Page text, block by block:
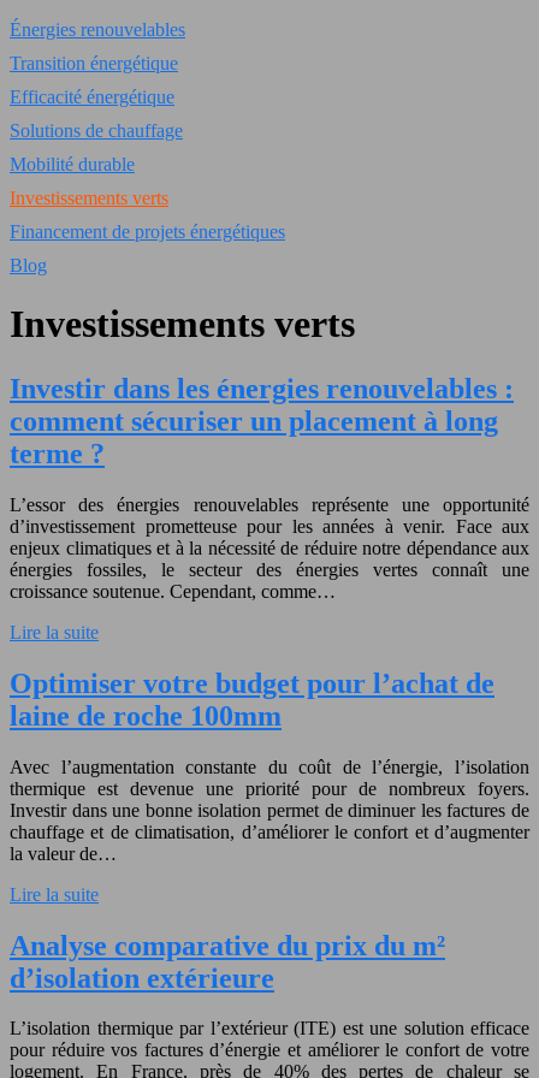
Énergies renouvelables
Transition énergétique
Efficacité énergétique
Solutions de chauffage
Mobilité durable
Investissements verts
Financement de projets énergétiques
Blog
Investissements verts
Investir dans les énergies renouvelables :
comment sécuriser un placement à long
terme ?
L’essor des énergies renouvelables représente une opportunité
d’investissement prometteuse pour les années à venir. Face aux
enjeux climatiques et à la nécessité de réduire notre dépendance aux
énergies fossiles, le secteur des énergies vertes connaît une
croissance soutenue. Cependant, comme…
Lire la suite
Optimiser votre budget pour l’achat de
laine de roche 100mm
Avec l’augmentation constante du coût de l’énergie, l’isolation
thermique est devenue une priorité pour de nombreux foyers.
Investir dans une bonne isolation permet de diminuer les factures de
chauffage et de climatisation, d’améliorer le confort et d’augmenter
la valeur de…
Lire la suite
Analyse comparative du prix du m²
d’isolation extérieure
L’isolation thermique par l’extérieur (ITE) est une solution efficace
pour réduire vos factures d’énergie et améliorer le confort de votre
logement. En France, près de 40% des pertes de chaleur se